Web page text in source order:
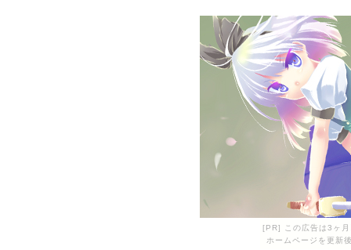
[PR] この広告は3ヶ
ホームページを更新